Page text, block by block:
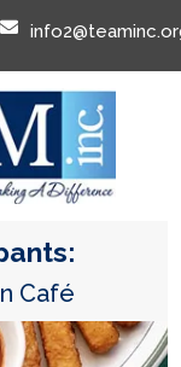

Café